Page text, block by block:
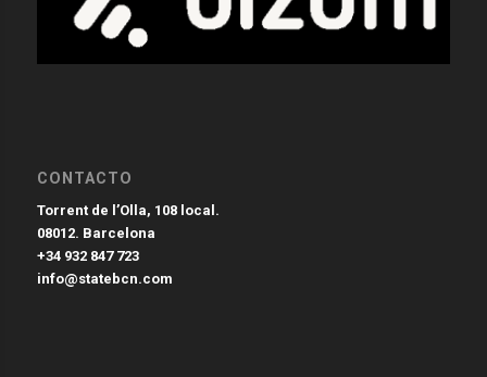
CONTACTO
Torrent de l’Olla, 108 local.
08012. Barcelona
+34 932 847 723
info@statebcn.com